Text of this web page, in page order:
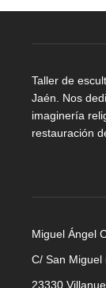
Taller de
Jaén. Nos
imaginería
restauración
Miguel Ángel
C/ San Miguel
23330